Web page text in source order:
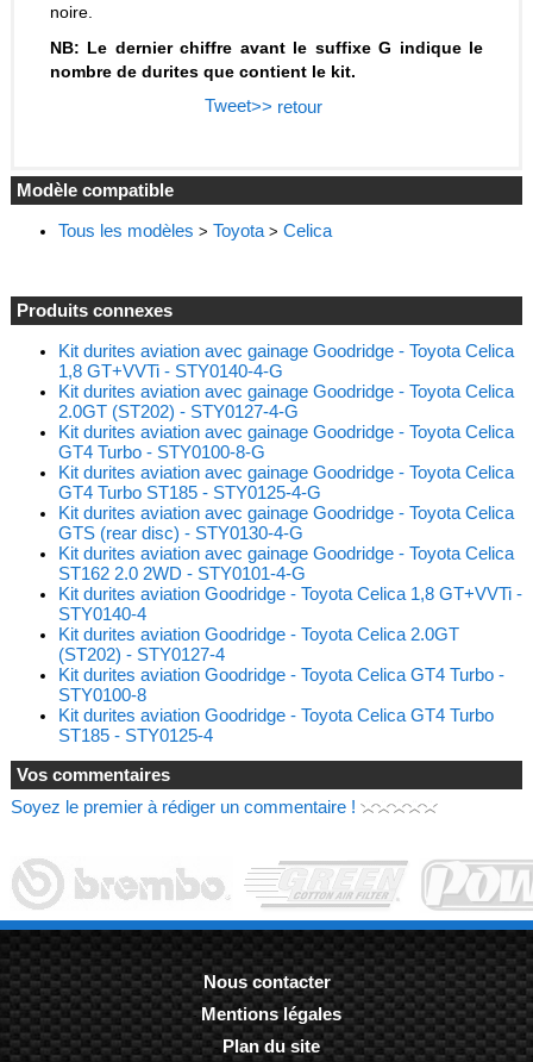
noire.
NB: Le dernier chiffre avant le suffixe G indique le
nombre de durites que contient le kit.
Tweet>> retour
Modèle compatible
Tous les modèles > Toyota> Celica
Produits connexes
Kit durites aviation avec gainage Goodridge - Toyota Celica
1,8 GT+VVTi - STY0140-4-G
Kit durites aviation avec gainage Goodridge - Toyota Celica
2.0GT (ST202) - STY0127-4-G
Kit durites aviation avec gainage Goodridge - Toyota Celica
GT4 Turbo - STY0100-8-G
Kit durites aviation avec gainage Goodridge - Toyota Celica
GT4 Turbo ST185 - STY0125-4-G
Kit durites aviation avec gainage Goodridge - Toyota Celica
GTS (rear disc) - STY0130-4-G
Kit durites aviation avec gainage Goodridge - Toyota Celica
ST162 2.0 2WD - STY0101-4-G
Kit durites aviation Goodridge - Toyota Celica 1,8 GT+VVTi -
STY0140-4
Kit durites aviation Goodridge - Toyota Celica 2.0GT
(ST202) - STY0127-4
Kit durites aviation Goodridge - Toyota Celica GT4 Turbo -
STY0100-8
Kit durites aviation Goodridge - Toyota Celica GT4 Turbo
ST185 - STY0125-4
Vos commentaires
Soyez le premier à rédiger un commentaire !
Nous contacter
-Mentions légales
-Plan du site